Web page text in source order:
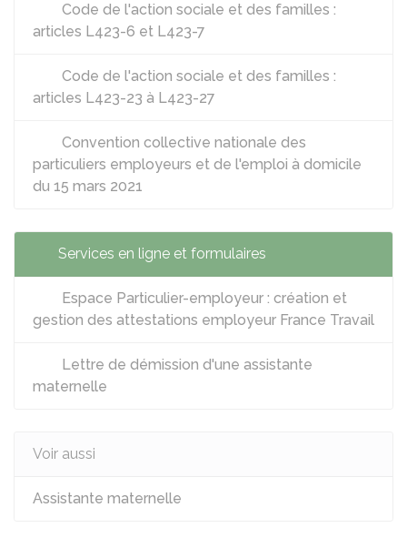
Code de l'action sociale et des familles :
articles L423-6 et L423-7
Code de l'action sociale et des familles :
articles L423-23 à L423-27
Convention collective nationale des
particuliers employeurs et de l'emploi à domicile
du 15 mars 2021
Services en ligne et formulaires
Espace Particulier-employeur : création et
gestion des attestations employeur France Travail
Lettre de démission d'une assistante
maternelle
Voir aussi
Assistante maternelle